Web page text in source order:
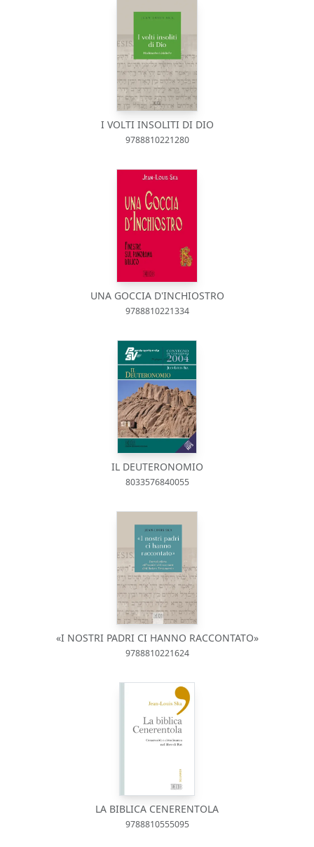
I VOLTI INSOLITI DI DIO
9788810221280
UNA GOCCIA D'INCHIOSTRO
9788810221334
IL DEUTERONOMIO
8033576840055
«I NOSTRI PADRI CI HANNO RACCONTATO»
9788810221624
LA BIBLICA CENERENTOLA
9788810555095